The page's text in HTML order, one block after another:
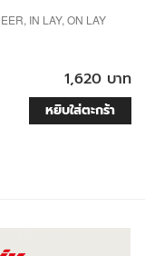
IN LAY, ON LAY
1,620 บาท
หยิบใส่ตะกร้า